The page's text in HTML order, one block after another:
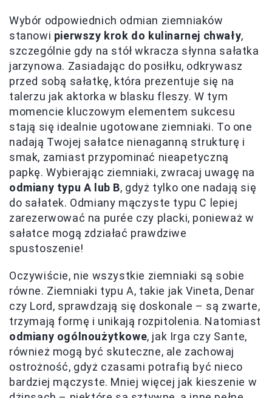
Wybór odpowiednich odmian ziemniaków
stanowi pierwszy krok do kulinarnej chwały,
szczególnie gdy na stół wkracza słynna sałatka
jarzynowa. Zasiadając do posiłku, odkrywasz
przed sobą sałatkę, która prezentuje się na
talerzu jak aktorka w blasku fleszy. W tym
momencie kluczowym elementem sukcesu
stają się idealnie ugotowane ziemniaki. To one
nadają Twojej sałatce nienaganną strukturę i
smak, zamiast przypominać nieapetyczną
papkę. Wybierając ziemniaki, zwracaj uwagę na
odmiany typu A lub B, gdyż tylko one nadają się
do sałatek. Odmiany mączyste typu C lepiej
zarezerwować na purée czy placki, ponieważ w
sałatce mogą zdziałać prawdziwe
spustoszenie!
Oczywiście, nie wszystkie ziemniaki są sobie
równe. Ziemniaki typu A, takie jak Vineta, Denar
czy Lord, sprawdzają się doskonale – są zwarte,
trzymają formę i unikają rozpitolenia. Natomiast
odmiany ogólnoużytkowe, jak Irga czy Sante,
również mogą być skuteczne, ale zachowaj
ostrożność, gdyż czasami potrafią być nieco
bardziej mączyste. Mniej więcej jak kieszenie w